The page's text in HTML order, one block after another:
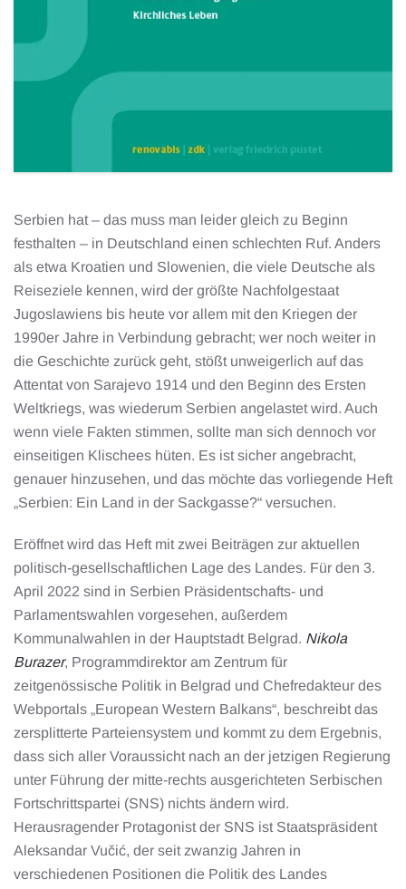
Serbien hat – das muss man leider gleich zu Beginn
festhalten – in Deutschland einen schlechten Ruf. Anders
als etwa Kroatien und Slowenien, die viele Deutsche als
Reiseziele kennen, wird der größte Nachfolgestaat
Jugoslawiens bis heute vor allem mit den Kriegen der
1990er Jahre in Verbindung gebracht; wer noch weiter in
die Geschichte zurück geht, stößt unweigerlich auf das
Attentat von Sarajevo 1914 und den Beginn des Ersten
Weltkriegs, was wiederum Serbien angelastet wird. Auch
wenn viele Fakten stimmen, sollte man sich dennoch vor
einseitigen Klischees hüten. Es ist sicher angebracht,
genauer hinzusehen, und das möchte das vorliegende Heft
„Serbien: Ein Land in der Sackgasse?“ versuchen.
Eröffnet wird das Heft mit zwei Beiträgen zur aktuellen
politisch-gesellschaftlichen Lage des Landes. Für den 3.
April 2022 sind in Serbien Präsidentschafts- und
Parlamentswahlen vorgesehen, außerdem
Kommunalwahlen in der Hauptstadt Belgrad. Nikola
Burazer, Programmdirektor am Zentrum für
zeitgenössische Politik in Belgrad und Chefredakteur des
Webportals „European Western Balkans“, beschreibt das
zersplitterte Parteiensystem und kommt zu dem Ergebnis,
dass sich aller Voraussicht nach an der jetzigen Regierung
unter Führung der mitte-rechts ausgerichteten Serbischen
Fortschrittspartei (SNS) nichts ändern wird.
Herausragender Protagonist der SNS ist Staatspräsident
Aleksandar Vučić, der seit zwanzig Jahren in
verschiedenen Positionen die Politik des Landes